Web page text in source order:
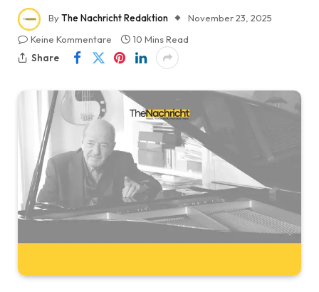
ByThe Nachricht Redaktion
November 23, 2025
Keine Kommentare
10 Mins Read
Share